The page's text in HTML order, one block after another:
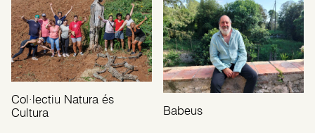
Col·lectiu Natura és
Cultura
Babeus